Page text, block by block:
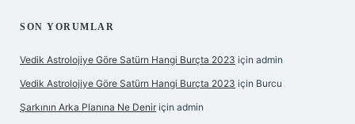
SON YORUMLAR
Vedik Astrolojiye Göre Satürn Hangi Burçta 2023 için admin
Vedik Astrolojiye Göre Satürn Hangi Burçta 2023 için Burcu
Şarkının Arka Planına Ne Denir için admin